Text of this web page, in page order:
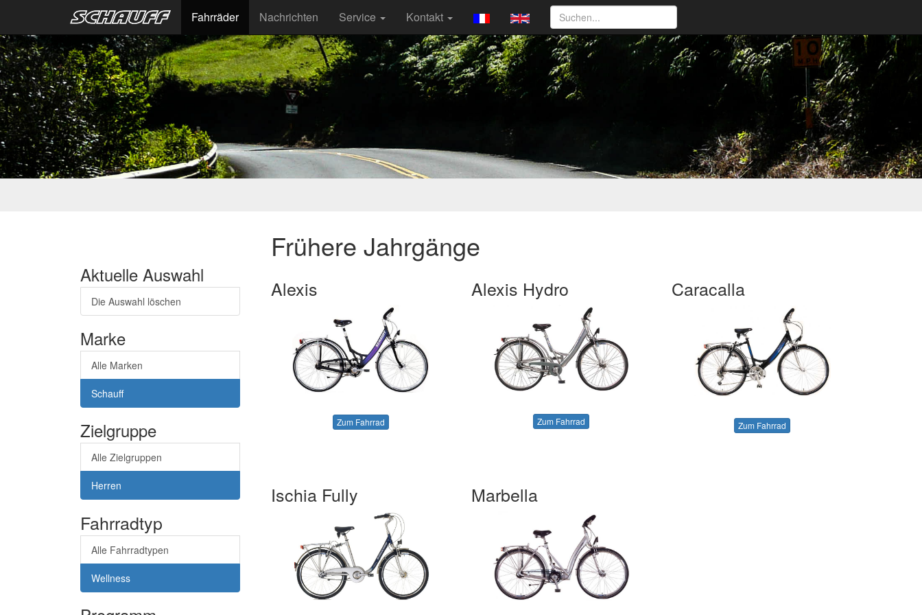
Fahrräder Nachrichten Service Kontakt
Frühere Jahrgänge
Aktuelle Auswahl
Die Auswahl löschen
Marke
Alle Marken
Schauff
Zielgruppe
Alle Zielgruppen
Herren
Fahrradtyp
Alle Fahrradtypen
Wellness
Alexis
Zum Fahrrad
Alexis Hydro
Zum Fahrrad
Caracalla
Zum Fahrrad
Ischia Fully Marbella